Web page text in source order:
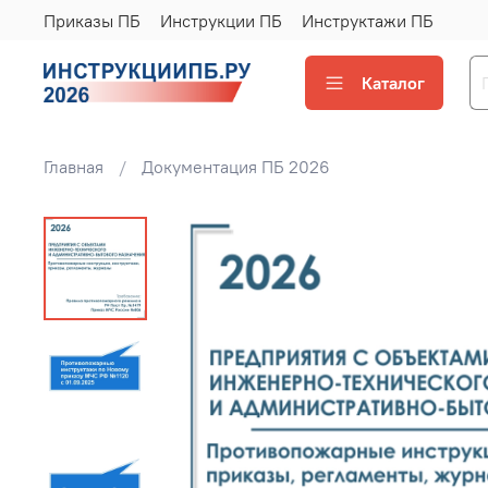
Приказы ПБ Инструкции ПБ Инструктажи ПБ
Каталог
Главная Документация ПБ 2026